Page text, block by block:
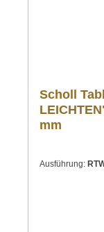
Scholl
mm
Ausführung: